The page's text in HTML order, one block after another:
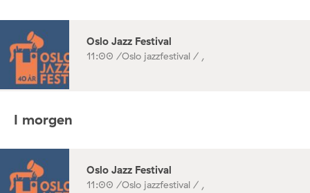
Oslo Jazz Festival
11:00 /Oslo jazzfestival / ,
I morgen
Oslo Jazz Festival
11:00 /Oslo jazzfestival / ,